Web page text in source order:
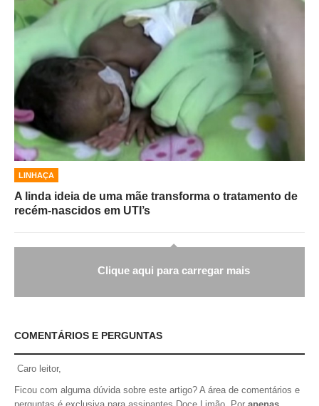
LINHAÇA
A linda ideia de uma mãe transforma o tratamento de
recém-nascidos em UTI’s
Clique aqui para carregar mais
COMENTÁRIOS E PERGUNTAS
Caro leitor,
Ficou com alguma dúvida sobre este artigo? A área de comentários e